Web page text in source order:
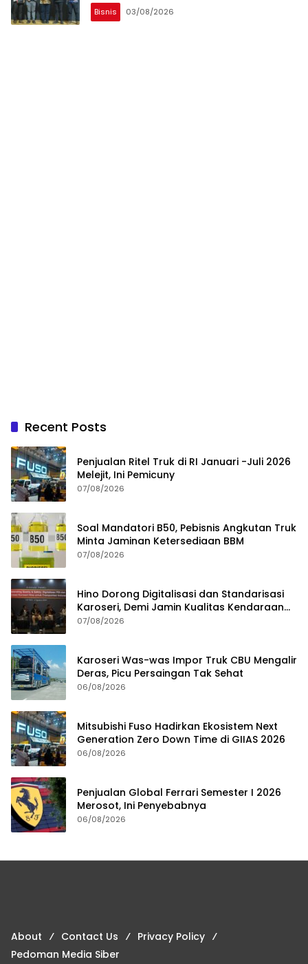
Bisnis 03/08/2026
Recent Posts
Penjualan Ritel Truk di RI Januari -Juli 2026
Melejit, Ini Pemicuny
07/08/2026
Soal Mandatori B50, Pebisnis Angkutan Truk
Minta Jaminan Ketersediaan BBM
07/08/2026
Hino Dorong Digitalisasi dan Standarisasi
Karoseri, Demi Jamin Kualitas Kendaraan
Pelanggan
07/08/2026
Karoseri Was-was Impor Truk CBU Mengalir
Deras, Picu Persaingan Tak Sehat
06/08/2026
Mitsubishi Fuso Hadirkan Ekosistem Next
Generation Zero Down Time di GIIAS 2026
06/08/2026
Penjualan Global Ferrari Semester I 2026
Merosot, Ini Penyebabnya
06/08/2026
About Contact Us
Privacy Policy
Pedoman Media Siber